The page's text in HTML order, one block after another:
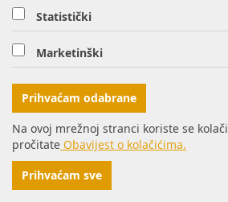
05.06.2025. Planirani radovi na
05.06.2025. Planirani radovi na
05.06.2025. Planirani radovi na
05.06.2025. Planirani radovi na
05.06.2025. Neplanirani radovi na
Statistički
Marketinški
Prihvaćam odabrane
Na ovoj mrežnoj stranci koriste se
pročitate Obavijest o kolačićima.
Prihvaćam sve